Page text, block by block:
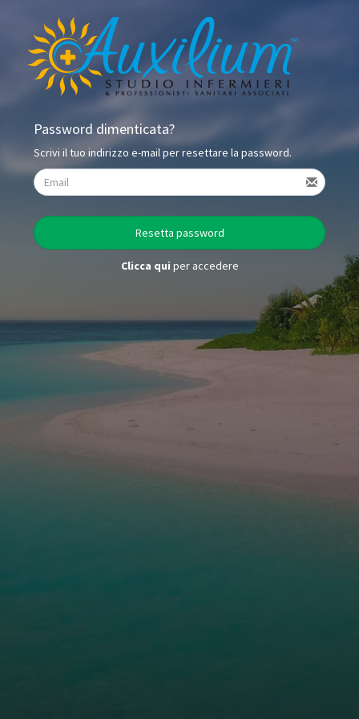
Password dimenticata?
Scrivi il tuo indirizzo e-mail per resettare la password.
Resetta password
Clicca qui per accedere